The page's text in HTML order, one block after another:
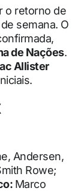
o retorno de
semana. O
de Nações.
Allister
Andersen,
Rowe;
Marco